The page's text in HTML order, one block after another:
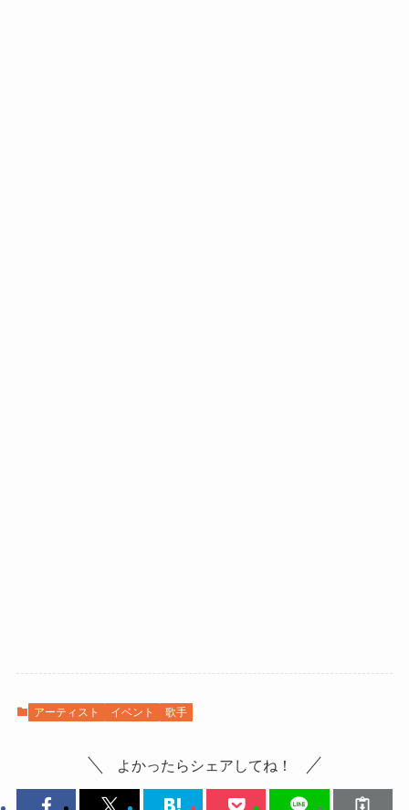
アーティスト イベント 歌手
よかったらシェアしてね！